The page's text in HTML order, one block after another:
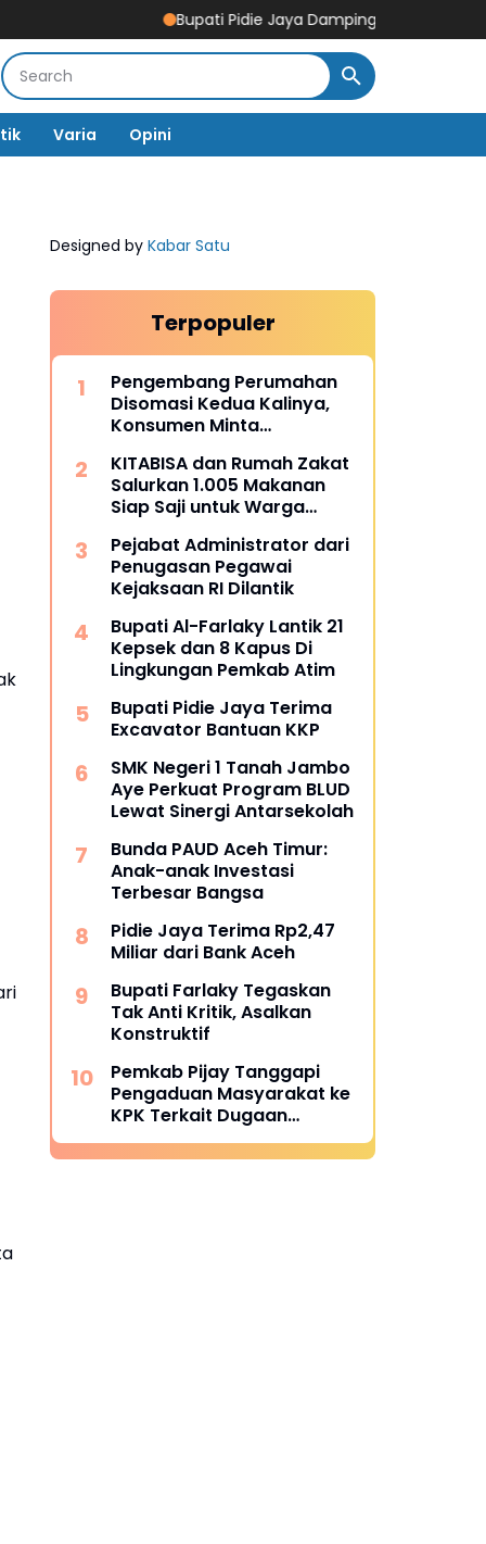
Bupati Pidie Jaya Dampingi Tim Pemerintah Pusat
Varia Opini
Designed by Kabar Satu
Terpopuler
Pengembang Perumahan
Disomasi Kedua Kalinya,
Konsumen Minta
Juta
KITABISA dan Rumah Zakat
Salurkan 1.005 Makanan
Siap Saji untuk Warga
Pejabat Administrator dari
Penugasan Pegawai
Kejaksaan RI Dilantik
Bupati Al-Farlaky Lantik 21
Kepsek dan 8 Kapus Di
Lingkungan Pemkab Atim
Bupati Pidie Jaya Terima
Excavator Bantuan KKP
SMK Negeri 1 Tanah Jambo
Aye Perkuat Program BLUD
Lewat Sinergi Antarsekolah
Bunda PAUD Aceh Timur:
Anak-anak Investasi
Terbesar Bangsa
Pidie Jaya Terima Rp2,47
Miliar dari Bank Aceh
Bupati Farlaky Tegaskan
Tak Anti Kritik, Asalkan
Konstruktif
Pemkab Pijay Tanggapi
Pengaduan Masyarakat ke
KPK Terkait Dugaan
Pemotongan Fee Proyek 15
Persen